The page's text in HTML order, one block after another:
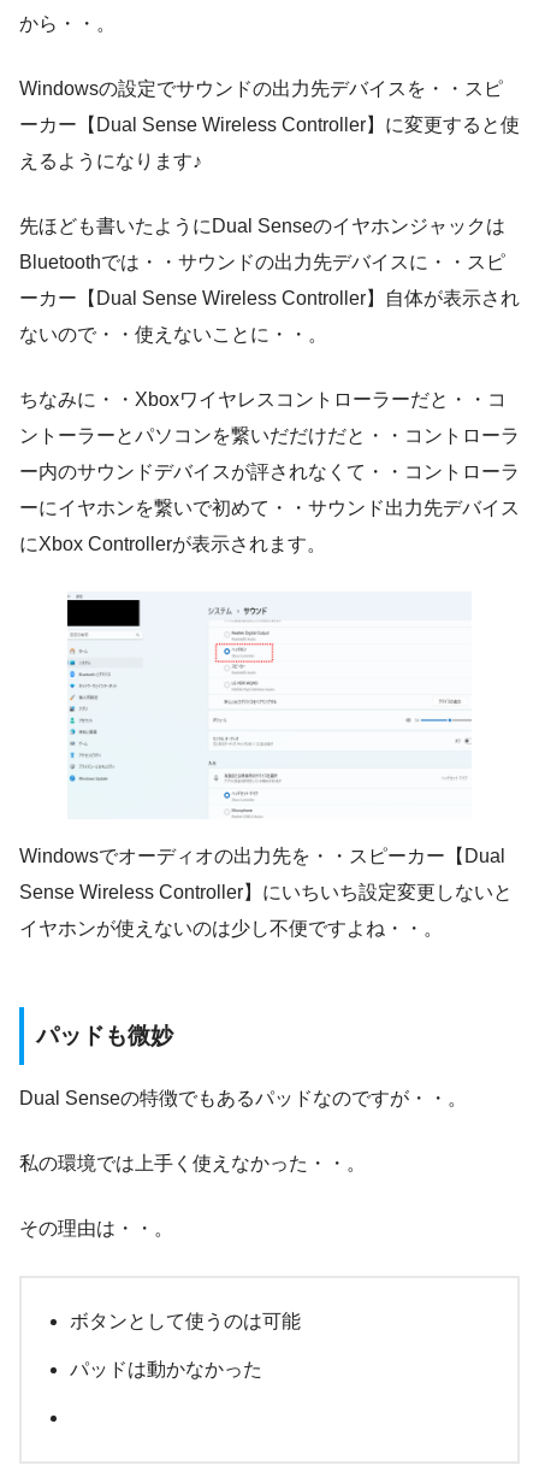
から・・。
Windowsの設定でサウンドの出力先デバイスを・・スピ
ーカー【Dual Sense Wireless Controller】に変更すると使
えるようになります♪
先ほども書いたようにDual Senseのイヤホンジャックは
Bluetoothでは・・サウンドの出力先デバイスに・・スピ
ーカー【Dual Sense Wireless Controller】自体が表示され
ないので・・使えないことに・・。
ちなみに・・Xboxワイヤレスコントローラーだと・・コ
ントーラーとパソコンを繋いだだけだと・・コントローラ
ー内のサウンドデバイスが評されなくて・・コントローラ
ーにイヤホンを繋いで初めて・・サウンド出力先デバイス
にXbox Controllerが表示されます。
Windowsでオーディオの出力先を・・スピーカー【Dual
Sense Wireless Controller】にいちいち設定変更しないと
イヤホンが使えないのは少し不便ですよね・・。
パッドも微妙
Dual Senseの特徴でもあるパッドなのですが・・。
私の環境では上手く使えなかった・・。
その理由は・・。
ボタンとして使うのは可能
パッドは動かなかった